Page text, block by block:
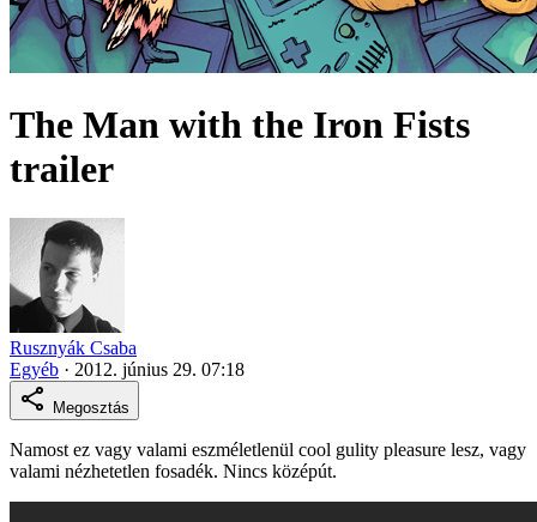
The Man with the Iron Fists
trailer
Rusznyák Csaba
Egyéb · 2012. június 29. 07:18
Megosztás
Namost ez vagy valami eszméletlenül cool gulity pleasure lesz, vagy
valami nézhetetlen fosadék. Nincs középút.